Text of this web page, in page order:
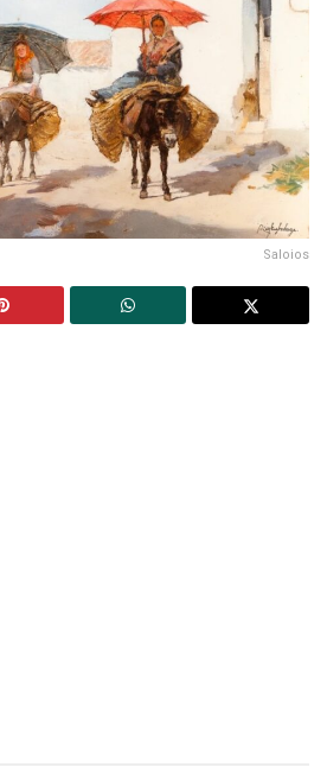
Saloios